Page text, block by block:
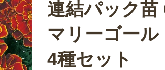
連結パック苗
マリーゴール
4種セット